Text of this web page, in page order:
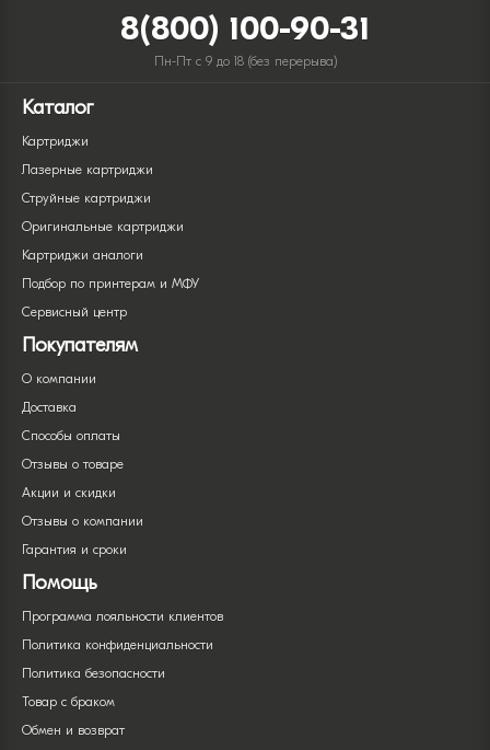
8(800) 100-90-31
Пн-Пт с 9 до 18 (без перерыва)
Каталог
Картриджи
Лазерные картриджи
Струйные картриджи
Оригинальные картриджи
Картриджи аналоги
Подбор по принтерам и МФУ
Сервисный центр
Покупателям
О компании
Доставка
Способы оплаты
Отзывы о товаре
Акции и скидки
Отзывы о компании
Гарантия и сроки
Помощь
Программа лояльности клиентов
Политика конфиденциальности
Политика безопасности
Товар с браком
Обмен и возврат